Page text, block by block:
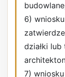
6)
działki
7)